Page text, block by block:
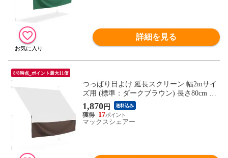
詳細を見る
8/8時点_ポイント最大11倍
つっぱり日よけ 延長スクリーン 幅2mサイ
ズ用 (標準：ダークブラウン) 長さ80cm つ
っぱり日よけスクリーン サンシェード シ
ェード オーニング ※延長用スクリーンの
み/日よけ本体別売 送料無料
1,870円 送料込み
17
マックスシェアー